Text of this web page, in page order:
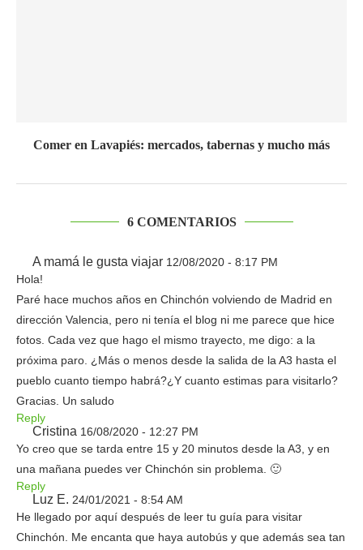
Comer en Lavapiés: mercados, tabernas y mucho más
6 COMENTARIOS
A mamá le gusta viajar 12/08/2020 - 8:17 PM
Hola!
Paré hace muchos años en Chinchón volviendo de Madrid en
dirección Valencia, pero ni tenía el blog ni me parece que hice
fotos. Cada vez que hago el mismo trayecto, me digo: a la
próxima paro. ¿Más o menos desde la salida de la A3 hasta el
pueblo cuanto tiempo habrá?¿Y cuanto estimas para visitarlo?
Gracias. Un saludo
Reply
Cristina 16/08/2020 - 12:27 PM
Yo creo que se tarda entre 15 y 20 minutos desde la A3, y en
una mañana puedes ver Chinchón sin problema. 🙂
Reply
Luz E. 24/01/2021 - 8:54 AM
He llegado por aquí después de leer tu guía para visitar
Chinchón. Me encanta que haya autobús y que además sea tan